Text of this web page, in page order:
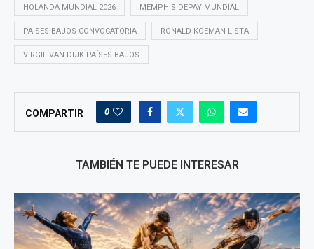
HOLANDA MUNDIAL 2026 MEMPHIS DEPAY MUNDIAL
PAÍSES BAJOS CONVOCATORIA RONALD KOEMAN LISTA
VIRGIL VAN DIJK PAÍSES BAJOS
COMPARTIR 0
TAMBIÉN TE PUEDE INTERESAR